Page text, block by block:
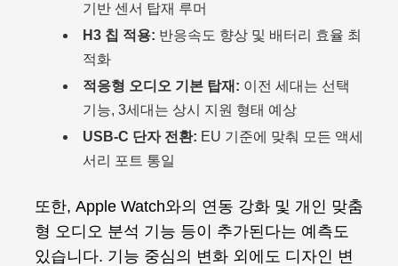
기반 센서 탑재 루머
H3 칩 적용: 반응속도 향상 및 배터리 효율 최
적화
적응형 오디오 기본 탑재: 이전 세대는 선택
기능, 3세대는 상시 지원 형태 예상
USB-C 단자 전환: EU 기준에 맞춰 모든 액세
서리 포트 통일
또한, Apple Watch와의 연동 강화 및 개인 맞춤
형 오디오 분석 기능 등이 추가된다는 예측도
있습니다. 기능 중심의 변화 외에도 디자인 변